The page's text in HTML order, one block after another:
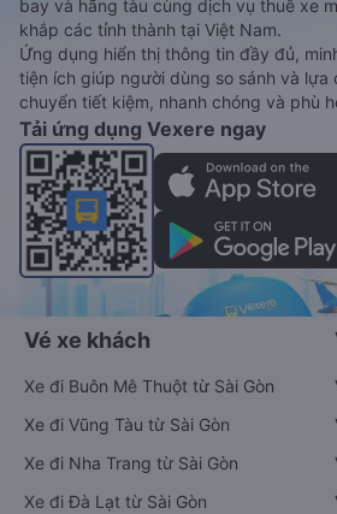
bay và hãng tàu cùng dịch vụ thuê xe
khắp các tỉnh thành tại Việt Nam.
Ứng dụng hiển thị thông tin đầy đủ,
tiện ích giúp người dùng so sánh và lựa
chuyển tiết kiệm, nhanh chóng và phù
Tải ứng dụng Vexere ngay
Vé xe khách
Xe đi Buôn Mê Thuột từ Sài Gòn
Xe đi Vũng Tàu từ Sài Gòn
Xe đi Nha Trang từ Sài Gòn
Xe đi Đà Lạt từ Sài Gòn